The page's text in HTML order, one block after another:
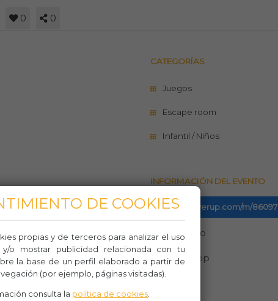
0 0
para dar un gran
CATEGORÍAS
Juegos
Escape room
Infantil / Niños
INFORMACIÓN DEL EVENTO
https://feverup.com/m/86097
Teléfono
Whasapp
DE COOKIES
propias y de terceros para analizar el uso
o mostrar publicidad relacionada con tu
la base de un perfil elaborado a partir de
(por ejemplo, páginas visitadas).
consulta la política de cookies